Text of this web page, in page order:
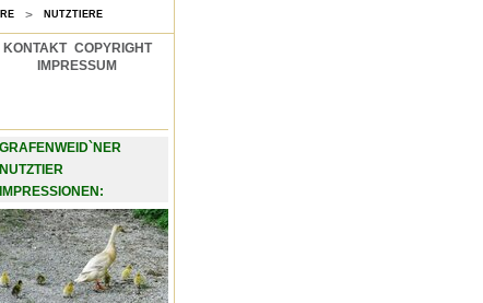
> NUTZTIERE
KONTAKT COPYRIGHT
IMPRESSUM
GRAFENWEID`NER
NUTZTIER
IMPRESSIONEN: